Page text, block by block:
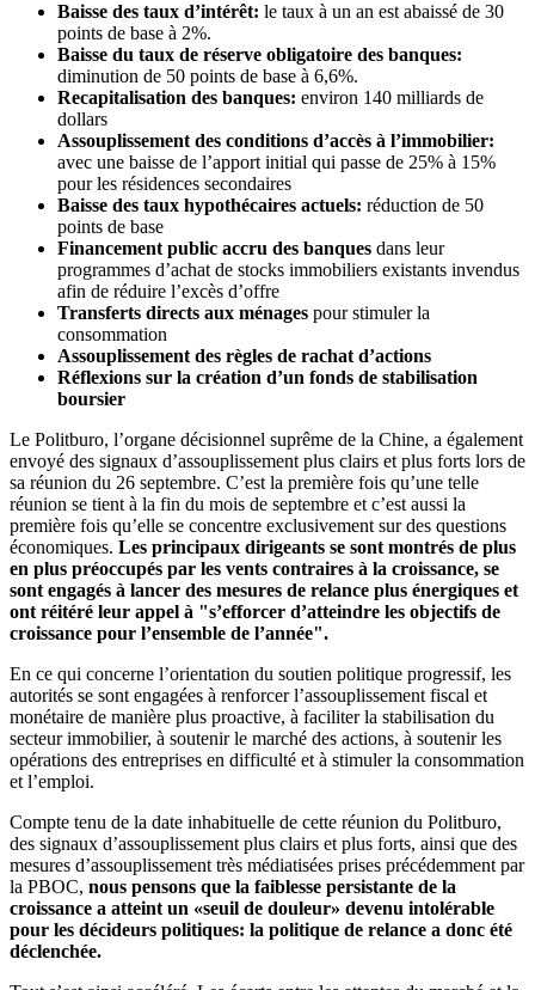
Baisse des taux d’intérêt: le taux à un an est abaissé de 30
points de base à 2%.
Baisse du taux de réserve obligatoire des banques:
diminution de 50 points de base à 6,6%.
Recapitalisation des banques: environ 140 milliards de
dollars
Assouplissement des conditions d’accès à l’immobilier:
avec une baisse de l’apport initial qui passe de 25% à 15%
pour les résidences secondaires
Baisse des taux hypothécaires actuels: réduction de 50
points de base
Financement public accru des banques dans leur
programmes d’achat de stocks immobiliers existants invendus
afin de réduire l’excès d’offre
Transferts directs aux ménages pour stimuler la
consommation
Assouplissement des règles de rachat d’actions
Réflexions sur la création d’un fonds de stabilisation
boursier
Le Politburo, l’organe décisionnel suprême de la Chine, a également
envoyé des signaux d’assouplissement plus clairs et plus forts lors de
sa réunion du 26 septembre. C’est la première fois qu’une telle
réunion se tient à la fin du mois de septembre et c’est aussi la
première fois qu’elle se concentre exclusivement sur des questions
économiques. Les principaux dirigeants se sont montrés de plus
en plus préoccupés par les vents contraires à la croissance, se
sont engagés à lancer des mesures de relance plus énergiques et
ont réitéré leur appel à "s’efforcer d’atteindre les objectifs de
croissance pour l’ensemble de l’année".
En ce qui concerne l’orientation du soutien politique progressif, les
autorités se sont engagées à renforcer l’assouplissement fiscal et
monétaire de manière plus proactive, à faciliter la stabilisation du
secteur immobilier, à soutenir le marché des actions, à soutenir les
opérations des entreprises en difficulté et à stimuler la consommation
et l’emploi.
Compte tenu de la date inhabituelle de cette réunion du Politburo,
des signaux d’assouplissement plus clairs et plus forts, ainsi que des
mesures d’assouplissement très médiatisées prises précédemment par
la PBOC, nous pensons que la faiblesse persistante de la
croissance a atteint un «seuil de douleur» devenu intolérable
pour les décideurs politiques: la politique de relance a donc été
déclenchée.